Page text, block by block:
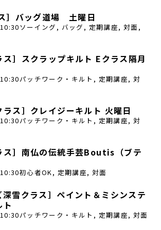
］バッグ道場 土曜日
ソーイング , バッグ , 定期講座,対面 ,
ス］スクラップキルト Eクラス隔月
パッチワーク・キルト , 定期講座,対
ラス］クレイジーキルト 火曜日
パッチワーク・キルト , 定期講座,対
ス］南仏の伝統手芸Boutis（ブテ
初心者OK , 定期講座,対面
深雪クラス］ペイント＆ミシンステ
ト
パッチワーク・キルト , 定期講座,対面